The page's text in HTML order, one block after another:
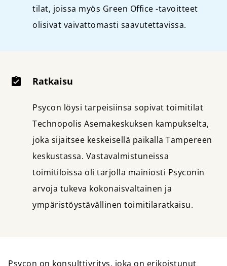
tilat, joissa myös Green Office -tavoitteet
olisivat vaivattomasti saavutettavissa.
Ratkaisu
Psycon löysi tarpeisiinsa sopivat toimitilat
Technopolis Asemakeskuksen kampukselta,
joka sijaitsee keskeisellä paikalla Tampereen
keskustassa. Vastavalmistuneissa
toimitiloissa oli tarjolla mainiosti Psyconin
arvoja tukeva kokonaisvaltainen ja
ympäristöystävällinen toimitilaratkaisu.
Psycon on konsulttiyritys, joka on erikoistunut